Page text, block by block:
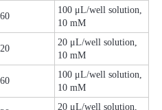
100 μL/well solution,
10 mM
20 μL/well solution,
10 mM
100 μL/well solution,
10 mM
20 μL/well solution,